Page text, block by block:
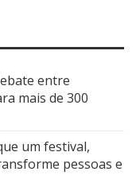
entre
mais de 300
um festival,
pessoas e